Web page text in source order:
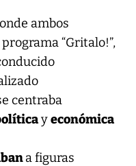
ambos
“Gritalo!”,
centraba
yeconómica
a figuras